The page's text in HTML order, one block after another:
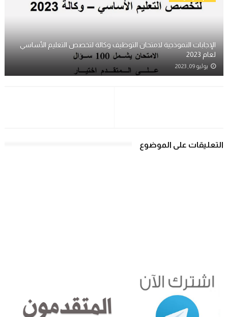
الإجابات النموذجية لامتحان التوظيف وكالة لتخصص التعليم الأساسي
لعام 2023
يوليو 09, 2023
التعليقات على الموضوع